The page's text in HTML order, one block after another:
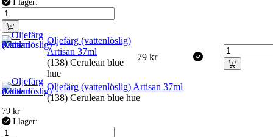
Oljefärg (vattenlöslig)
Artisan 37ml
(138) Cerulean blue
hue
79 kr
Oljefärg (vattenlöslig) Artisan 37ml
(138) Cerulean blue hue
79 kr
I lager: